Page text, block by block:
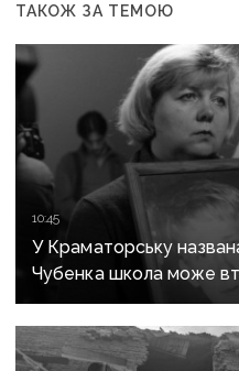
ТАКОЖ ЗА ТЕМОЮ
10:45
У Краматорську
Чубенка школа може
загиблого героя